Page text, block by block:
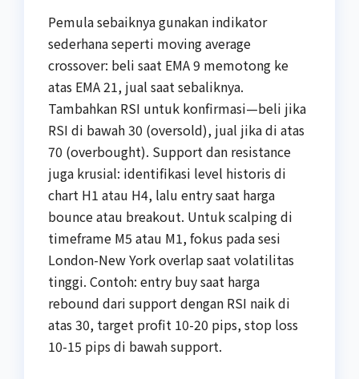
Pemula sebaiknya gunakan indikator
sederhana seperti moving average
crossover: beli saat EMA 9 memotong ke
atas EMA 21, jual saat sebaliknya.
Tambahkan RSI untuk konfirmasi—beli jika
RSI di bawah 30 (oversold), jual jika di atas
70 (overbought). Support dan resistance
juga krusial: identifikasi level historis di
chart H1 atau H4, lalu entry saat harga
bounce atau breakout. Untuk scalping di
timeframe M5 atau M1, fokus pada sesi
London-New York overlap saat volatilitas
tinggi. Contoh: entry buy saat harga
rebound dari support dengan RSI naik di
atas 30, target profit 10-20 pips, stop loss
10-15 pips di bawah support.